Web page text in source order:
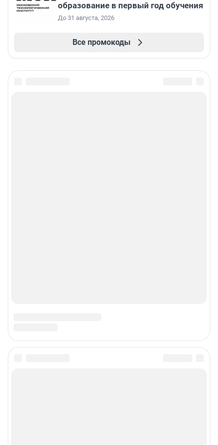
образование в первый год обучения
До 31 августа, 2026
Все промокоды